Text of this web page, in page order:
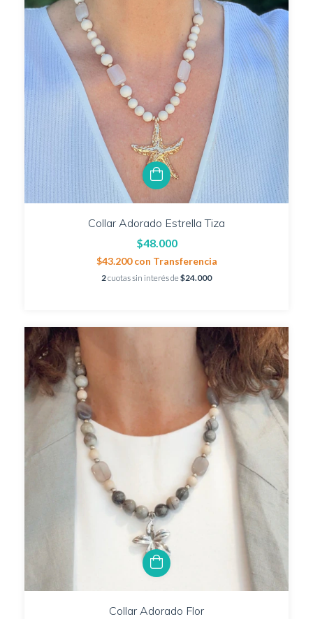
Collar Adorado Estrella Tiza
$48.000
$43.200con Transferencia
2cuotas sin interés de$24.000
Collar Adorado Flor